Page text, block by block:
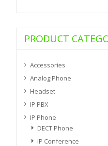
PRODUCT
Accessories
Analog Phone
Headset
IP PBX
IP Phone
DECT Phone
IP Conference